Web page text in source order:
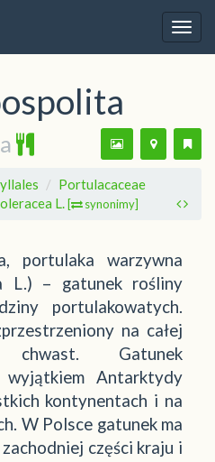
Portulacaceae
L. [ synonimy]
portulaka warzywna
L.) – gatunek rośliny
portulakowatych.
na całej
Gatunek
wyjątkiem Antarktydy
kontynentach i na
W Polsce gatunek ma
części kraju i